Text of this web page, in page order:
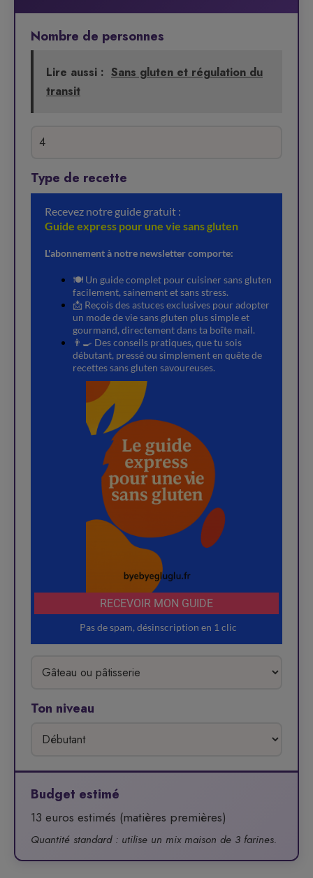
Nombre de personnes
Lire aussi : Sans gluten et régulation du
transit
Type de recette
Ton niveau
Budget estimé
13 euros estimés (matières premières)
Quantité standard : utilise un mix maison de 3 farines.